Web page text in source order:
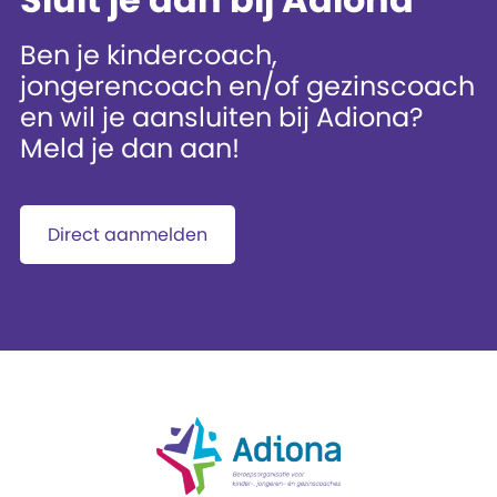
Ben je kindercoach,
jongerencoach en/of gezinscoach
en wil je aansluiten bij Adiona?
Meld je dan aan!
Direct aanmelden